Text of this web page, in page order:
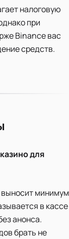
налоговую
при
Binance вас
средств.
для
выносит минимум
в кассе
анонса.
брать не